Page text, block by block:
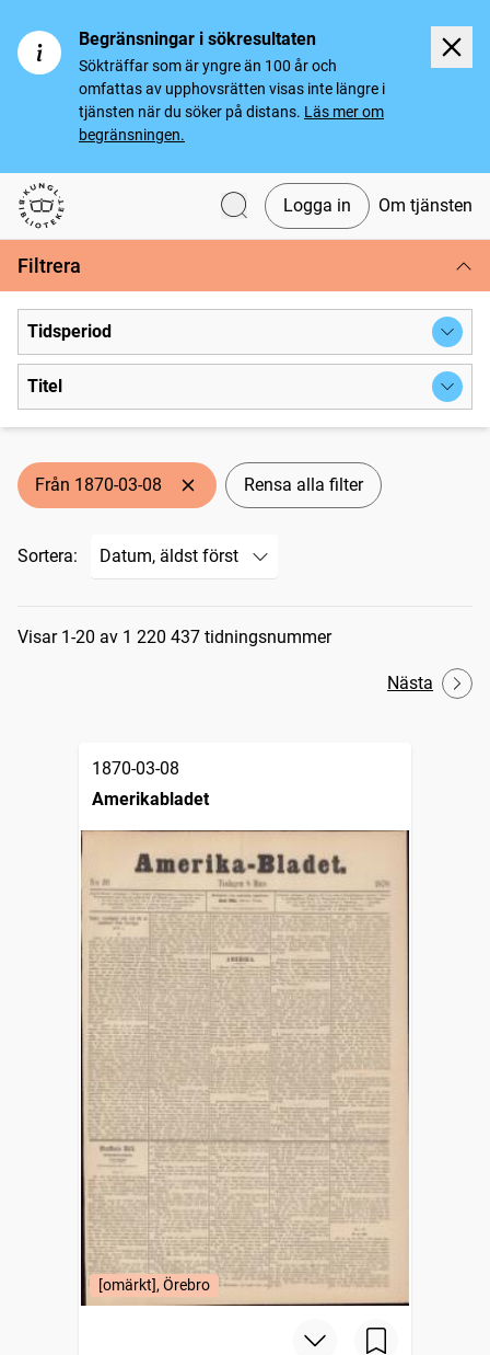
Begränsningar i sökresultaten
Sökträffar som är yngre än 100 år och
omfattas av upphovsrätten visas inte längre i
tjänsten när du söker på distans. Läs mer om
begränsningen.
Svenska tidningar
Logga in Om tjänsten
Filtrera
Tidsperiod
Titel
Från 1870-03-08 Rensa alla filter
Sortera:
Sökresultat
Visar 1-20 av 1 220 437 tidningsnummer
Nästa
1870-03-08
Amerikabladet
[omärkt], Örebro